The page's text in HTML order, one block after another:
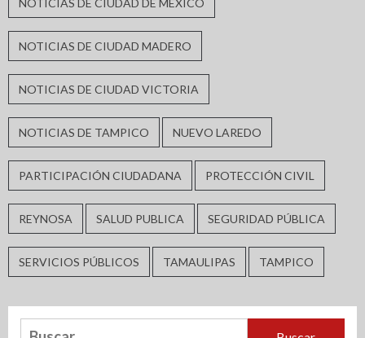
NOTICIAS DE CIUDAD DE MÉXICO
NOTICIAS DE CIUDAD MADERO
NOTICIAS DE CIUDAD VICTORIA
NOTICIAS DE TAMPICO NUEVO LAREDO
PARTICIPACIÓN CIUDADANA PROTECCIÓN CIVIL
REYNOSA SALUD PUBLICA SEGURIDAD PÚBLICA
SERVICIOS PÚBLICOS TAMAULIPAS TAMPICO
Buscar: